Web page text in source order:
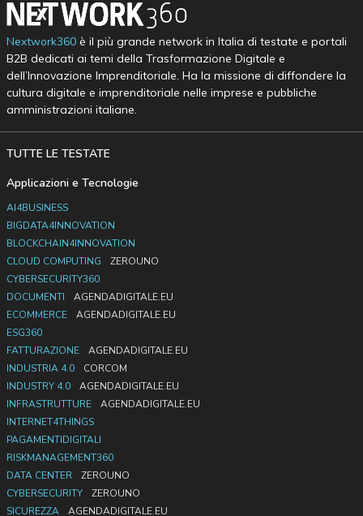
Nextwork360è il più grande network in Italia di testate e portali
B2B dedicati ai temi della Trasformazione Digitale e
dell’Innovazione Imprenditoriale. Ha la missione di diffondere la
cultura digitale e imprenditoriale nelle imprese e pubbliche
amministrazioni italiane.
TUTTE LE TESTATE
Applicazioni e Tecnologie
AI4BUSINESS
BIGDATA4INNOVATION
BLOCKCHAIN4INNOVATION
CLOUD COMPUTING
ZEROUNO
CYBERSECURITY360
DOCUMENTI
AGENDADIGITALE.EU
ECOMMERCE
AGENDADIGITALE.EU
ESG360
FATTURAZIONE
AGENDADIGITALE.EU
INDUSTRIA 4.0
CORCOM
INDUSTRY 4.0
AGENDADIGITALE.EU
INFRASTRUTTURE
AGENDADIGITALE.EU
INTERNET4THINGS
PAGAMENTIDIGITALI
RISKMANAGEMENT360
DATA CENTER
ZEROUNO
CYBERSECURITY
ZEROUNO
SICUREZZA
AGENDADIGITALE.EU